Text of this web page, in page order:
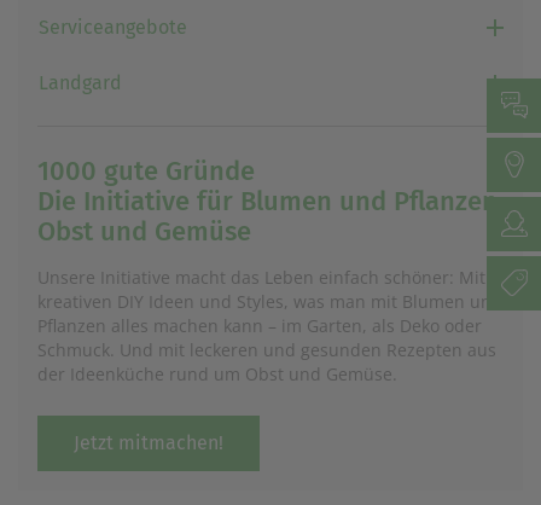
Serviceangebote
Landgard
1000 gute Gründe
Die Initiative für Blumen und Pflanzen,
Obst und Gemüse
Unsere Initiative macht das Leben einfach schöner: Mit
kreativen DIY Ideen und Styles, was man mit Blumen und
Pflanzen alles machen kann – im Garten, als Deko oder
Schmuck. Und mit leckeren und gesunden Rezepten aus
der Ideenküche rund um Obst und Gemüse.
Jetzt mitmachen!